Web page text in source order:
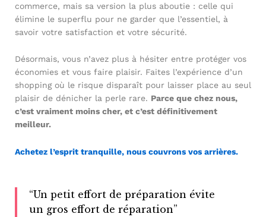
commerce, mais sa version la plus aboutie : celle qui
élimine le superflu pour ne garder que l’essentiel, à
savoir votre satisfaction et votre sécurité.
Désormais, vous n’avez plus à hésiter entre protéger vos
économies et vous faire plaisir. Faites l’expérience d’un
shopping où le risque disparaît pour laisser place au seul
plaisir de dénicher la perle rare. Parce que chez nous,
c’est vraiment moins cher, et c’est définitivement
meilleur.
Achetez l’esprit tranquille, nous couvrons vos arrières.
“Un petit effort de préparation évite
un gros effort de réparation”